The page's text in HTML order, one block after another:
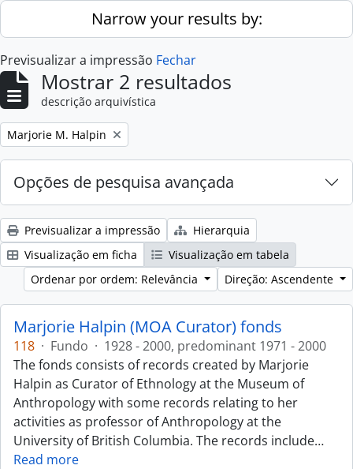
Skip to main contentNarrow your results by:
Previsualizar a impressão Fechar
Mostrar 2 resultados
descrição arquivística
Remove filter:
Marjorie M. Halpin
Opções de pesquisa avançada
Previsualizar a impressão
Hierarquia
Visualização em ficha
Visualização em tabela
Ordenar por ordem: Relevância
Direção: Ascendente
Marjorie Halpin (MOA Curator) fonds
118 · Fundo · 1928 - 2000, predominant 1971 - 2000
The fonds consists of records created by Marjorie
Halpin as Curator of Ethnology at the Museum of
Anthropology with some records relating to her
activities as professor of Anthropology at the
University of British Columbia. The records include…
Read more